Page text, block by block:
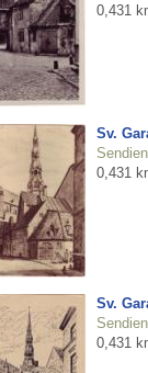
0,431
Sv.
0,431
Sv.
0,431